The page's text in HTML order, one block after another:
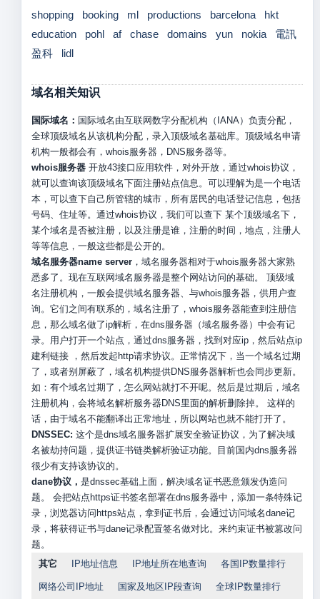
shopping booking ml productions barcelona
hkt
education
pohl af chase domains yun nokia
電訊
盈科
lidl
域名相关知识
国际域名： 国际域名由互联网数字分配机构（IANA）负责分配，
全球顶级域名从该机构分配，录入顶级域名基础库。顶级域名申请
机构一般都会有，whois服务器，DNS服务器等。
whois服务器开放43接口应用软件，对外开放，通过whois协议，
就可以查询该顶级域名下面注册站点信息。可以理解为是一个电话
本，可以查下自己所管辖的城市，所有居民的电话登记信息，包括
号码、住址等。通过whois协议，我们可以查下 某个顶级域名下，
某个域名是否被注册，以及注册是谁，注册的时间，地点，注册人
等等信息，一般这些都是公开的。
域名服务器name server，域名服务器相对于whois服务器大家熟
悉多了。现在互联网域名服务器是整个网站访问的基础。 顶级域
名注册机构，一般会提供域名服务器、与whois服务器，供用户查
询。它们之间有联系的，域名注册了，whois服务器能查到注册信
息，那么域名做了ip解析，在dns服务器（域名服务器）中会有记
录。用户打开一个站点，通过dns服务器，找到对应ip，然后站点ip
建利链接 ，然后发起http请求协议。正常情况下，当一个域名过期
了，或者别屏蔽了，域名机构提供DNS服务器解析也会同步更新。
如：有个域名过期了，怎么网站就打不开呢。然后是过期后，域名
注册机构，会将域名解析服务器DNS里面的解析删除掉。 这样的
话，由于域名不能翻译出正常地址，所以网站也就不能打开了。
DNSSEC: 这个是dns域名服务器扩展安全验证协议，为了解决域
名被劫持问题，提供证书链类解析验证功能。目前国内dns服务器
很少有支持该协议的。
dane协议， 是dnssec基础上面，解决域名证书恶意颁发伪造问
题。 会把站点https证书签名部署在dns服务器中，添加一条特殊记
录，浏览器访问https站点，拿到证书后，会通过访问域名dane记
录，将获得证书与dane记录配置签名做对比。来约束证书被篡改问
题。
其它
IP地址信息 IP地址所在地查询 各国IP数量排行
网络公司IP地址 国家及地区IP段查询 全球IP数量排行